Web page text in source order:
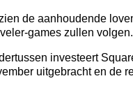
de aanhoudende
games zullen volgen.
investeert
uitgebracht en de